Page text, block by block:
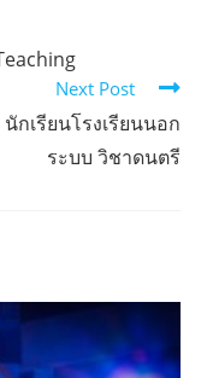
Next Post
กเรียนโรงเรียนนอก
ระบบ วิชาดนตรี